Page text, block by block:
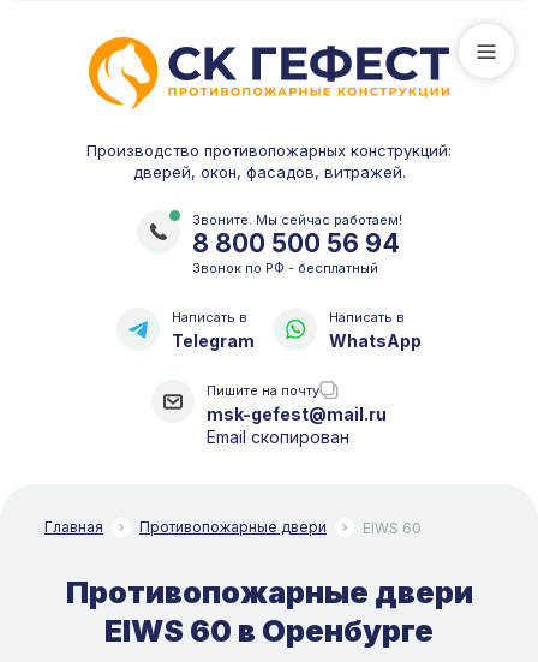
Производство противопожарных конструкций:
дверей, окон, фасадов, витражей.
Написать в
Telegram
Написать в
WhatsApp
Пишите на почту
msk-gefest@mail.ru
Email скопирован
Звоните. Мы сейчас работаем!
8 800 500 56 94
Звонок по РФ - бесплатный
Главная Противопожарные двери EIWS 60
Противопожарные двери
EIWS 60 в Оренбурге